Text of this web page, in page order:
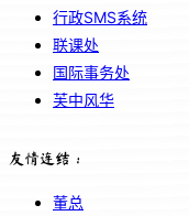
行政SMS系统
联课处
国际事务处
芙中风华
友情连结：
董总